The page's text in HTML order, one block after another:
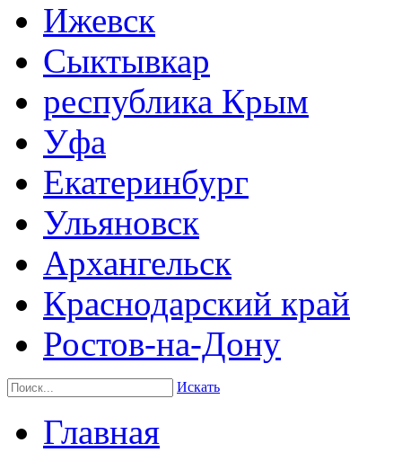
Ижевск
Сыктывкар
республика Крым
Уфа
Екатеринбург
Ульяновск
Архангельск
Краснодарский край
Ростов-на-Дону
Искать
Главная